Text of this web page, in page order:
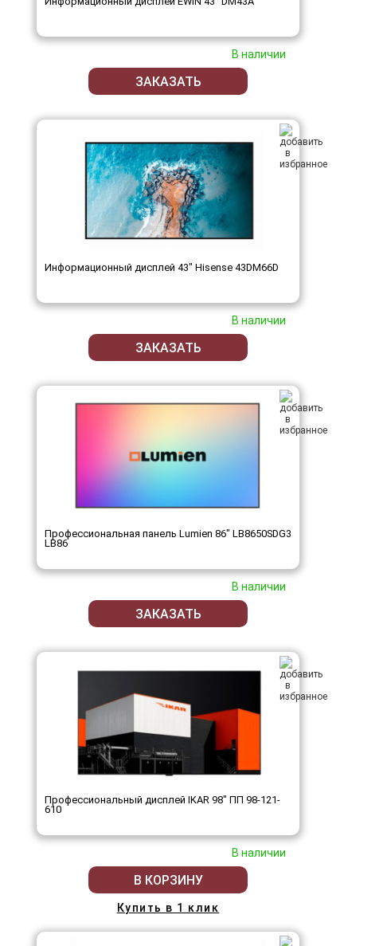
В наличии
ЗАКАЗАТЬ
Информационный дисплей 43" Hisense 43DM66D
В наличии
ЗАКАЗАТЬ
Профессиональная панель Lumien 86" LB8650SDG3
LB86
В наличии
ЗАКАЗАТЬ
Профессиональный дисплей IKAR 98" ПП 98-121-
610
В наличии
В КОРЗИНУ
Купить в 1 клик